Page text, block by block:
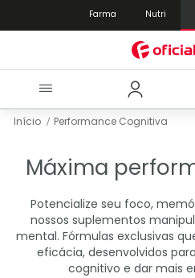
Farma Nutri
Início Performance Cognitiva
Máxima
Potencialize seu foco,
nossos suplementos
mental. Fórmulas exclusivas
eficácia, desenvolvidos
cognitivo e dar mais